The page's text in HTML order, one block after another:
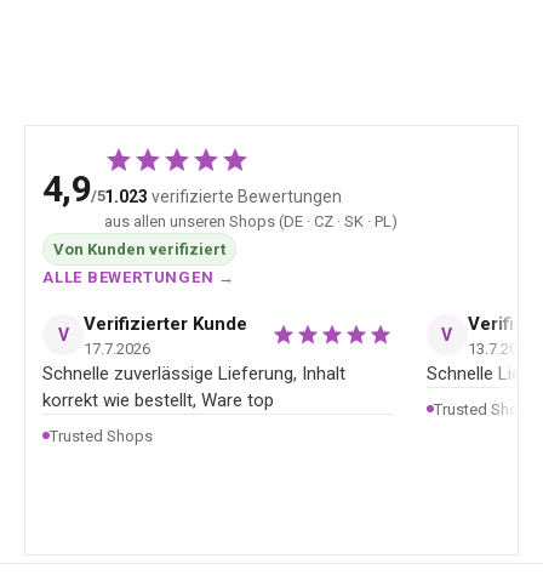
4,9/51.023 verifizierte Bewertungen
aus allen unseren Shops (DE · CZ · SK · PL)
Von Kunden verifiziert
ALLE BEWERTUNGEN →
V Verifizierter Kunde
17.7.2026
Schnelle zuverlässige Lieferung, Inhalt
korrekt wie bestellt, Ware top
Trusted Shops
V
13.7.2026
Schnelle
Trusted Shops